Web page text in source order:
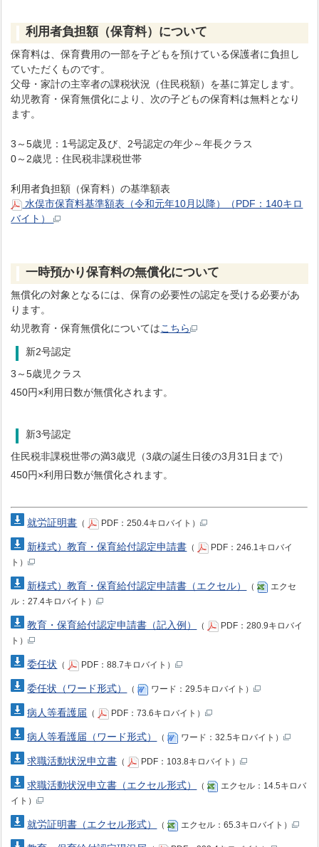
利用者負担額（保育料）について
保育料は、保育費用の一部を子どもを預けている保護者に負担し
ていただくものです。
父母・家計の主宰者の課税状況（住民税額）を基に算定します。
幼児教育・保育無償化により、次の子どもの保育料は無料となり
ます。
3～5歳児：1号認定及び、2号認定の年少～年長クラス
0～2歳児：住民税非課税世帯
利用者負担額（保育料）の基準額表
水俣市保育料基準額表（令和元年10月以降）（PDF：140キロ
バイト）
一時預かり保育料の無償化について
無償化の対象となるには、保育の必要性の認定を受ける必要があ
ります。
幼児教育・保育無償化についてはこちら
新2号認定
3～5歳児クラス
450円×利用日数が無償化されます。
新3号認定
住民税非課税世帯の満3歳児（3歳の誕生日後の3月31日まで）
450円×利用日数が無償化されます。
就労証明書 （ PDF：250.4キロバイト）
新様式）教育・保育給付認定申請書 （
PDF：246.1キロバイ
ト）
新様式）教育・保育給付認定申請書（エクセル） （
エクセ
ル：27.4キロバイト）
教育・保育給付認定申請書（記入例） （
PDF：280.9キロバイ
ト）
委任状 （ PDF：88.7キロバイト）
委任状（ワード形式） （ ワード：29.5キロバイト）
病人等看護届 （ PDF：73.6キロバイト）
病人等看護届（ワード形式） （ ワード：32.5キロバイト）
求職活動状況申立書 （ PDF：103.8キロバイト）
求職活動状況申立書（エクセル形式） （
エクセル：14.5キロバ
イト）
就労証明書（エクセル形式） （ エクセル：65.3キロバイト）